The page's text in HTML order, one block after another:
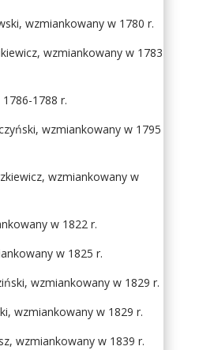
wzmiankowany w 1780 r.
wzmiankowany w 1783
1788 r.
wzmiankowany w 1795
wzmiankowany w
w 1822 r.
w 1825 r.
wzmiankowany w 1829 r.
wzmiankowany w 1829 r.
wzmiankowany w 1839 r.